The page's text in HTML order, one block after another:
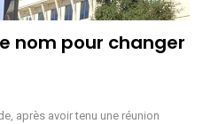
nom pour changer
après avoir tenu une réunion